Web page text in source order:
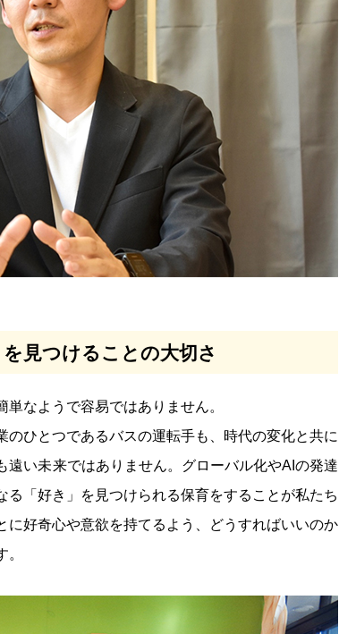
見つけることの大切さ
単なようで容易ではありません。
ひとつであるバスの運転手も、時代の変化と共に
遠い未来ではありません。グローバル化やAIの発達
る「好き」を見つけられる保育をすることが私たち
に好奇心や意欲を持てるよう、どうすればいいのか